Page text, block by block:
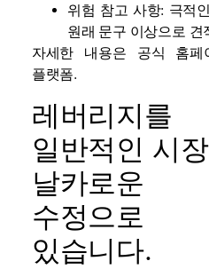
위험 참고 사항: 극적
원래 문구 이상으로
자세한 내용은 공식 홈페
플랫폼.
레버리지
일반적인 시
날카로운
수정으
있습니다.